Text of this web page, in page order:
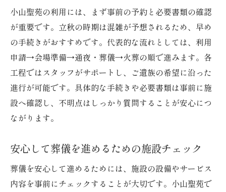
小山聖苑の利用には、まず事前の予約と必要書類の確認
が重要です。立秋の時期は混雑が予想されるため、早め
の手続きがおすすめです。代表的な流れとしては、利用
申請→会場準備→通夜・葬儀→火葬の順で進みます。各
工程ではスタッフがサポートし、ご遺族の希望に沿った
進行が可能です。具体的な手続きや必要書類は事前に施
設へ確認し、不明点はしっかり質問することが安心につ
ながります。
安心して葬儀を進めるための施設チェック
葬儀を安心して進めるためには、施設の設備やサービス
内容を事前にチェックすることが大切です。小山聖苑で